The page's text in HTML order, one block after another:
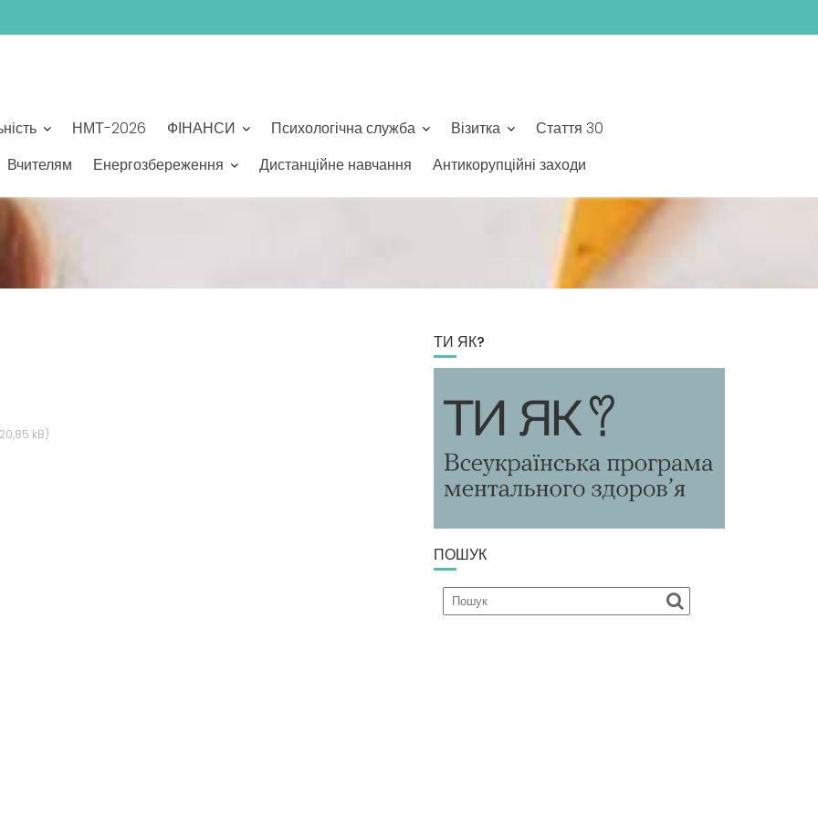
НМТ-2026 ФІНАНСИ Психологічна служба Візитка
Стаття 30
Вчителям Енергозбереження Дистанційне навчання Антикорупційні заходи
ТИ ЯК?
ПОШУК